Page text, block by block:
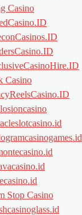
Casino
Casino
Stop Casino